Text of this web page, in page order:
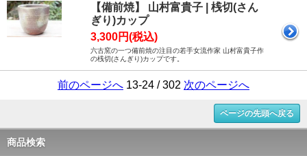
【備前焼】 山村富貴子 | 桟切(さん
ぎり)カップ
3,300円(税込)
六古窯の一つ備前焼の注目の若手女流作家 山村富貴子作
の桟切(さんぎり)カップです。
前のページへ 13-24 / 302 次のページへ
ページの先頭へ戻る
商品検索